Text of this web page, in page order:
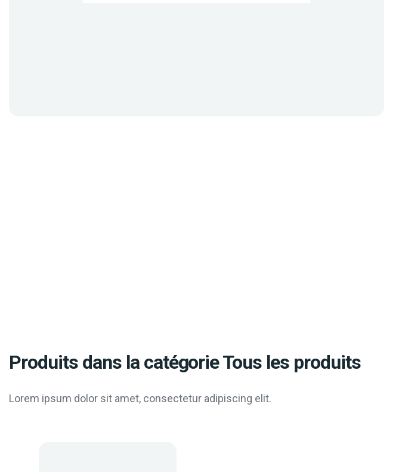
Produits dans la catégorie Tous les produits
Lorem ipsum dolor sit amet, consectetur adipiscing elit.